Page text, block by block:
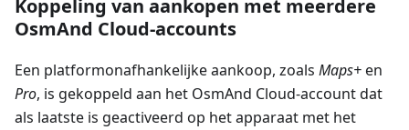
Koppeling van aankopen met meerdere
OsmAnd Cloud-accounts
Een platformonafhankelijke aankoop, zoals Maps+en
Pro, is gekoppeld aan het OsmAnd Cloud-account dat
als laatste is geactiveerd op het apparaat met het